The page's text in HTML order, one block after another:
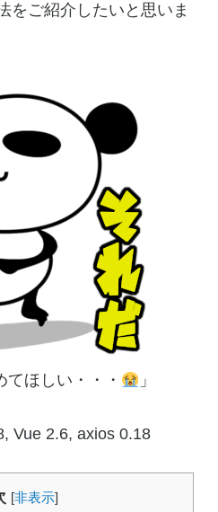
をご紹介したいと思いま
てほしい・・・ 」
Vue 2.6, axios 0.18
[非表示]